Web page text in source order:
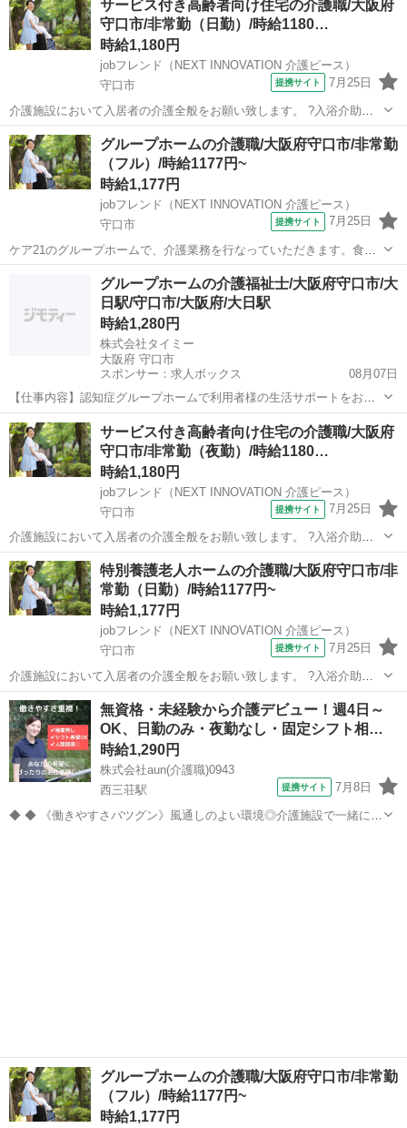
力のひとつ！ みんなが働きやすい環境づくりに注力しています。 私た
ちと一緒にお仕事始めませ...
サービス付き高齢者向け住宅の介護職/大阪府
守口市/非常勤（日勤）/時給1180…
時給1,180円
jobフレンド（NEXT INNOVATION 介護ピース）
守口市
提携サイト 7月25日
介護施設において入居者の介護全般をお願い致します。 ?入浴介助：
入居者の着替え、入浴、洗身、洗髪等のサポート ?食事介助：入居者
の摂食、服薬等のサポート ?排泄介助：入居者のトイレへの誘導、排
泄補助、オムツ交換等のサポ...
大阪 守口市
グループホームの介護職/大阪府守口市/非常勤
（フル）/時給1177円~
時給1,177円
jobフレンド（NEXT INNOVATION 介護ピース）
守口市
提携サイト 7月25日
ケア21のグループホームで、介護業務を行なっていただきます。食
事・入浴・排泄等の日常生活のお手伝いのほか、バイタルチェックな
ど体調管理、お茶を飲んだり体操したり、お歌を歌ったりする入居者
様を見守るのも大切なお仕事。健康面はも...
グループホームの介護福祉士/大阪府守口市/大
日駅/守口市/大阪府/大日駅
時給1,280円
株式会社タイミー
大阪府 守口市
スポンサー：求人ボックス
08月07日
【仕事内容】認知症グループホームで利用者様の生活サポートをお願
いします。 <お仕事内容> ・食事介助 ・入浴介助 ・排泄介助 ・利用
者様の見守り ・レクリエーションのお手伝い ・簡単な介護記録の記入
・ケアプラン作成 職員の方と一...
アルバイト・パート
サービス付き高齢者向け住宅の介護職/大阪府
守口市/非常勤（夜勤）/時給1180…
時給1,180円
jobフレンド（NEXT INNOVATION 介護ピース）
守口市
提携サイト 7月25日
介護施設において入居者の介護全般をお願い致します。 ?入浴介助：
入居者の着替え、入浴、洗身、洗髪等のサポート ?食事介助：入居者
の摂食、服薬等のサポート ?排泄介助：入居者のトイレへの誘導、排
泄補助、オムツ交換等のサポ...
大阪 守口市 介護
特別養護老人ホームの介護職/大阪府守口市/非
常勤（日勤）/時給1177円~
時給1,177円
jobフレンド（NEXT INNOVATION 介護ピース）
守口市
提携サイト 7月25日
介護施設において入居者の介護全般をお願い致します。 ?入浴介助：
入居者の着替え、入浴、洗身、洗髪等のサポート ?食事介助：入居者
の摂食、服薬等のサポート ?排泄介助：入居者のトイレへの誘導、排
泄補助、オムツ交換等のサポ...
大阪 守口市 介護
無資格・未経験から介護デビュー！週4日～
OK、日勤のみ・夜勤なし・固定シフト相…
時給1,290円
株式会社aun(介護職)0943
西三荘駅
提携サイト 7月8日
◆ ◆ 《働きやすさバツグン》風通しのよい環境◎介護施設で一緒に働
グループホームの介護職/大阪府守口市/非常勤
（フル）/時給1177円~
時給1,177円